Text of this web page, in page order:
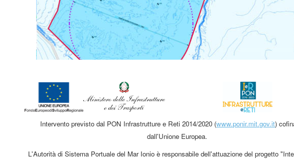
Intervento previsto dal PON Infrastrutture e Reti 2014/2020 (www.ponir.mit.gov.it)
dall'Unione Europea.
L'Autorità di Sistema Portuale del Mar Ionio è responsabile dell'attuazione del progetto